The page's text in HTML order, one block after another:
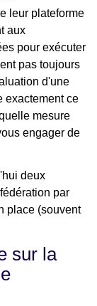
leur plateforme
aux
pour exécuter
pas toujours
d'une
exactement ce
mesure
engager de
deux
par
place (souvent
sur la